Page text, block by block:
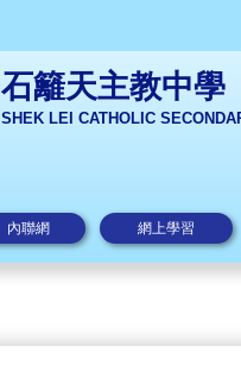
石籬天主教中學
SHEK LEI CATHOLIC
內聯網 網上學習